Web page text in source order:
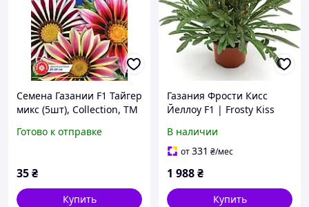
Семена Газании F1 Тайгер
микс (5шт), Collection, TM
Готово к отправке
35₴
Купить
Газания Фрости Кисс
Йеллоу F1 | Frosty Kiss
В наличии
от331 ₴/мес
1 988₴
Купить